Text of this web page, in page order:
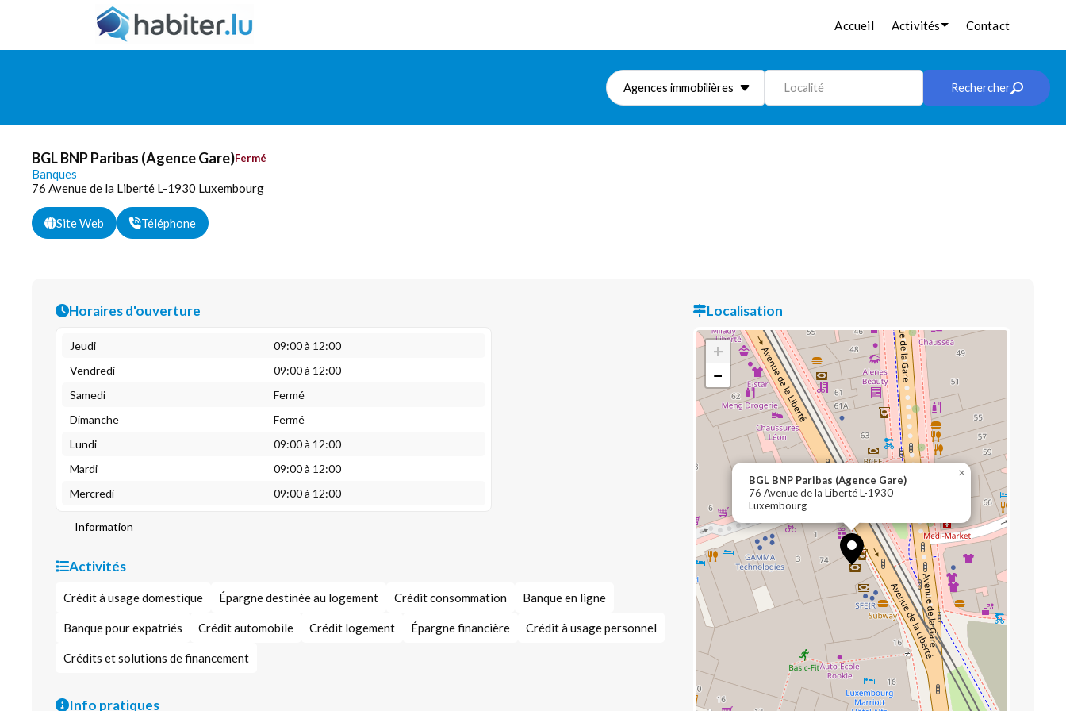
Accueil Activités Contact
Agences immobilières Localité Rechercher
BGL BNP Paribas (Agence Gare)Fermé
Banques
76 Avenue de la Liberté L-1930 Luxembourg
Site Web Téléphone
Horaires d'ouverture
Jeudi
09:00 à 12:00
Vendredi
09:00 à 12:00
Samedi
Fermé
Dimanche
Fermé
Lundi
09:00 à 12:00
Mardi
09:00 à 12:00
Mercredi
09:00 à 12:00
Information
Activités
Crédit à usage domestique Épargne destinée au logement Crédit consommation Banque en ligne
Banque pour expatriés Crédit automobile Crédit logement Épargne financière Crédit à usage personnel
Crédits et solutions de financement
Info pratiques
Localisation
BGL BNP Paribas (Agence Gare)
76 Avenue de la Liberté L-1930
Luxembourg
×
+
−